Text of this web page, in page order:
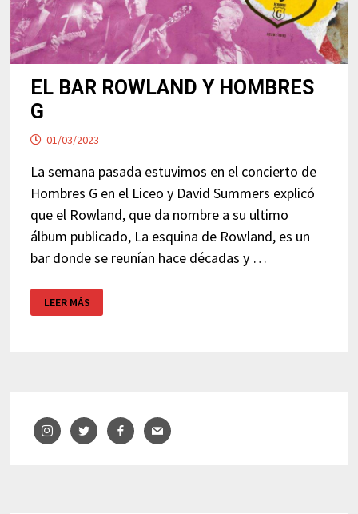
EL BAR ROWLAND Y HOMBRES
G
01/03/2023
La semana pasada estuvimos en el concierto de
Hombres G en el Liceo y David Summers explicó
que el Rowland, que da nombre a su ultimo
álbum publicado, La esquina de Rowland, es un
bar donde se reunían hace décadas y …
BAR
ROWLAND
LEER MÁS